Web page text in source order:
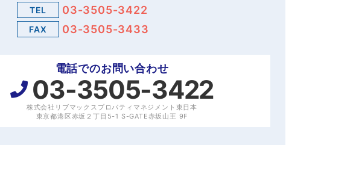
TEL 03-3505-3422
FAX 03-3505-3433
電話でのお問い合わせ
03-3505-3422
株式会社リブマックスプロパティマネジメント東日本
東京都港区赤坂２丁目5-1 S-GATE赤坂山王 9F